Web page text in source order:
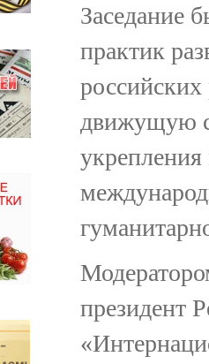
Заседание
практик
движущую
укрепления
президент